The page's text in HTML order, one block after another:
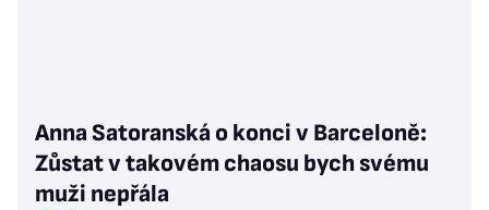
Anna Satoranská o konci v Barceloně:
Zůstat v takovém chaosu bych svému
muži nepřála